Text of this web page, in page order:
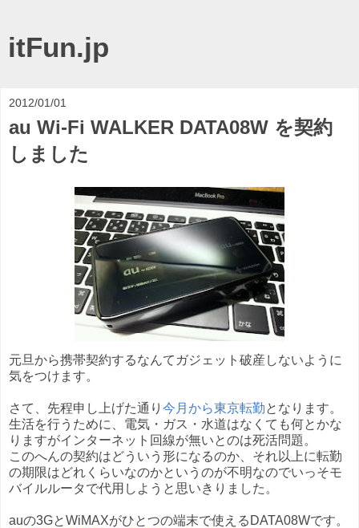
itFun.jp
2012/01/01
au Wi-Fi WALKER DATA08W を契約
しました
元旦から携帯契約するなんてガジェット破産しないように
気をつけます。
さて、先程申し上げた通り 今月から東京転勤となります。
生活を行うために、電気・ガス・水道はなくても何とかな
りますがインターネット回線が無いとのは死活問題。
このへんの契約はどういう形になるのか、それ以上に転勤
の期限はどれくらいなのかというのが不明なのでいっそモ
バイルルータで代用しようと思いきりました。
auの3GとWiMAXがひとつの端末で使えるDATA08Wです。